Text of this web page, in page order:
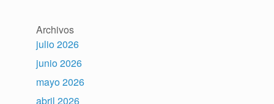
Archivos
julio 2026
junio 2026
mayo 2026
abril 2026